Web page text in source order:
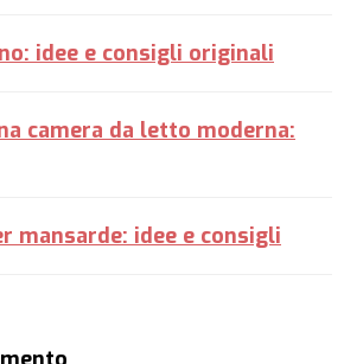
idee e consigli originali
camera da letto moderna:
mansarde: idee e consigli